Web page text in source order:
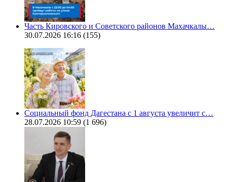
Часть Кировского и Советского районов Махачкалы…
30.07.2026 16:16 (155)
Социальный фонд Дагестана с 1 августа увеличит с…
28.07.2026 10:59 (1 696)